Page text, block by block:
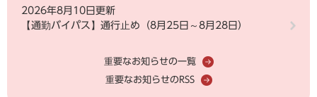
2026年8月10日更新
【通勤バイパス】通行止め（8月25日～8月28日）
重要なお知らせの一覧
重要なお知らせのRSS